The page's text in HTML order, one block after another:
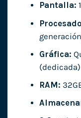
Pantalla:
Gráfica:
(dedicada)
RAM: